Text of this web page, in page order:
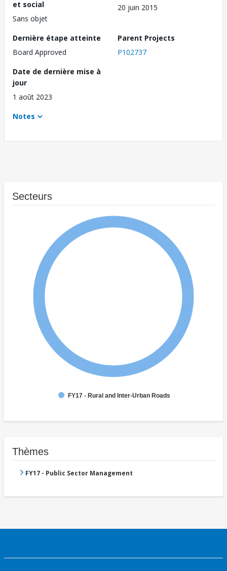
et social
Sans objet
20 juin 2015
Dernière étape atteinte
Board Approved
Parent Projects
P102737
Date de dernière mise à
jour
1 août 2023
Notes
Secteurs
FY17 - Rural and Inter-Urban Roads
Thèmes
FY17 - Public Sector Management